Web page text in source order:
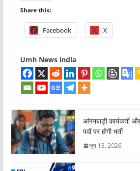
Share this:
Facebook X
Umh News india
आंगनबाड़ी कार्यकर्ती
पदों पर होगी भर्ती
जून 13, 2026